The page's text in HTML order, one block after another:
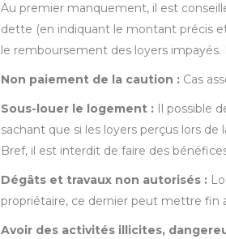
Au premier manquement, il est
dette (en indiquant le montant précis
le remboursement des loyers
Non paiement de la caution : Cas
Sous-louer le logement : Il possible
sachant que si les loyers perçus lors
Bref, il est interdit de faire des
Dégâts et travaux non autorisés :
propriétaire, ce dernier peut mettre fin
Avoir des activités illicites,